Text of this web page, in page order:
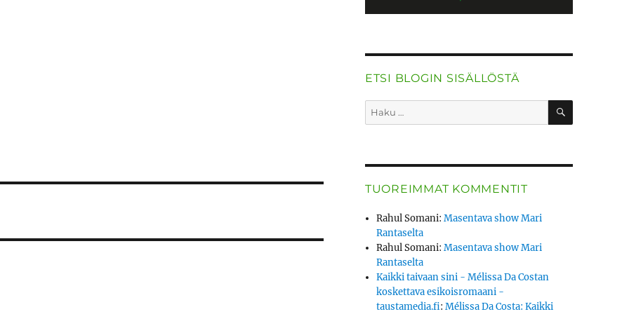
ETSI BLOGIN SISÄLLÖSTÄ
Etsi: HAKU
TUOREIMMAT KOMMENTIT
Rahul Somani:Masentava show Mari
Rantaselta
Rahul Somani:Masentava show Mari
Rantaselta
Kaikki taivaan sini - Mélissa Da Costan
koskettava esikoisromaani -
taustamedia.fi:Mélissa Da Costa: Kaikki